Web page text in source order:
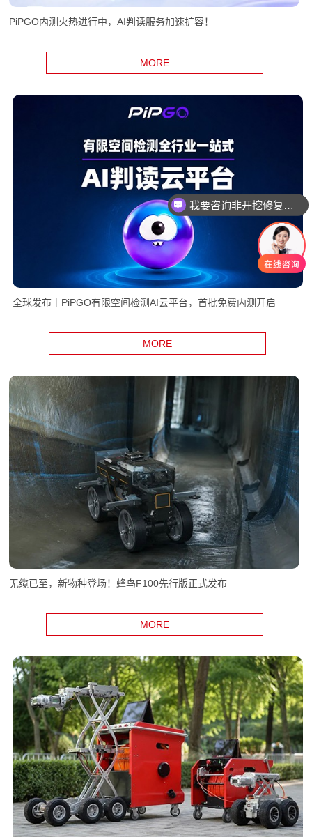
PiPGO内测火热进行中，AI判读服务加速扩容！
MORE
全球发布｜PiPGO有限空间检测AI云平台，首批免费内测开启
MORE
无缆已至，新物种登场！蜂鸟F100先行版正式发布
MORE
我要咨询智能电机产品